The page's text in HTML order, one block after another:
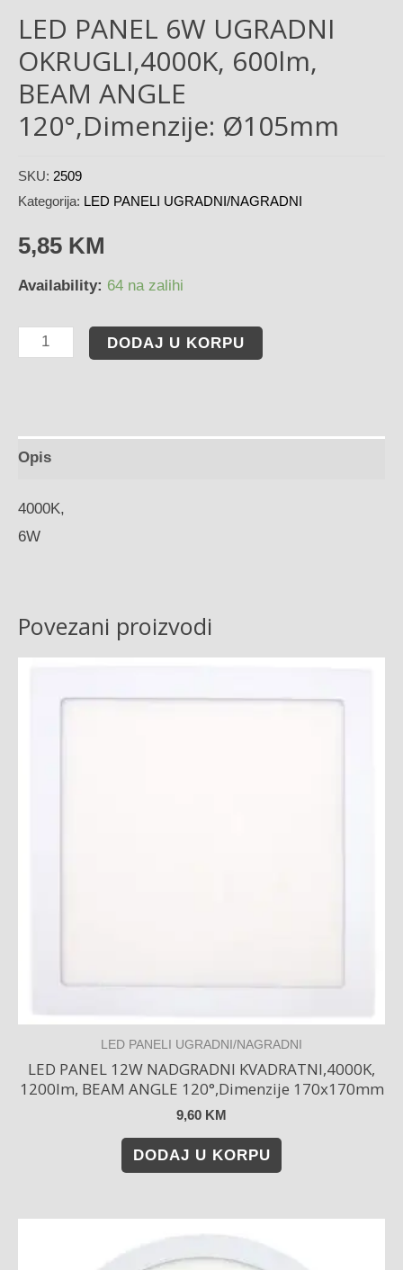
LED PANEL 6W UGRADNI
OKRUGLI,4000K, 600lm,
BEAM ANGLE
120°,Dimenzije: Ø105mm
SKU: 2509
Kategorija: LED PANELI UGRADNI/NAGRADNI
5,85 KM
Availability: 64 na zalihi
DODAJ U KORPU
Opis
4000K,
6W
Povezani proizvodi
LED PANELI UGRADNI/NAGRADNI
LED PANEL 12W NADGRADNI KVADRATNI,4000K,
1200lm, BEAM ANGLE 120°,Dimenzije 170x170mm
9,60 KM
DODAJ U KORPU